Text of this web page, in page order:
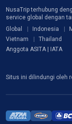
NusaTrip terhubung
service global dengan
Global
Indonesia
Vietnam
Thailand
Anggota ASITA | IATA
Situs ini dilindungi oleh